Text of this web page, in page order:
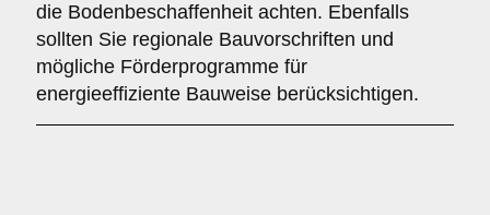
die Bodenbeschaffenheit achten. Ebenfalls
sollten Sie regionale Bauvorschriften und
mögliche Förderprogramme für
energieeffiziente Bauweise berücksichtigen.